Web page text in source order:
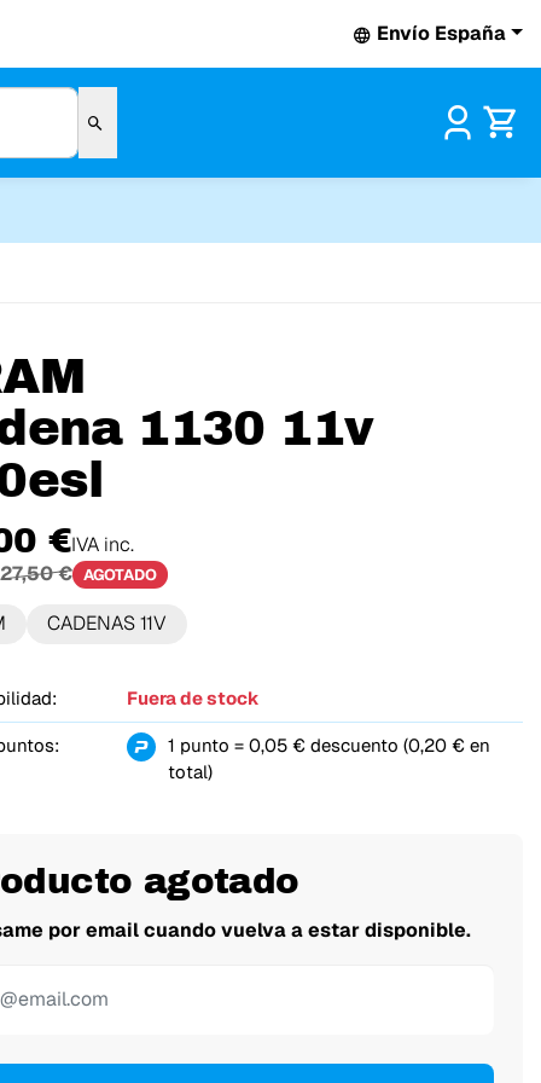
Envío España
1130 11v
€IVA inc.
27,50 € AGOTADO
CADENAS 11V
Fuera de stock
1 punto = 0,05 € descuento (0,20 € en
total)
agotado
por email cuando vuelva a estar disponible.